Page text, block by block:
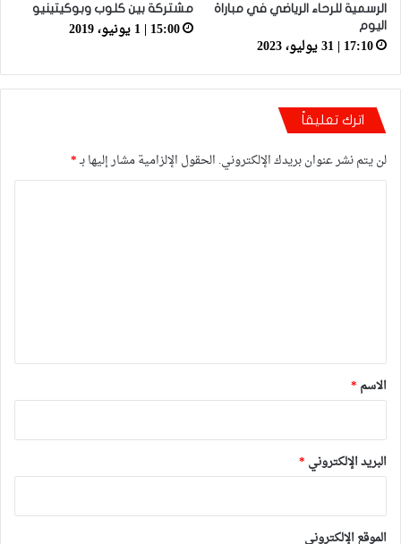
الرسمية للرحاء الرياضي في مباراة
اليوم
17:10 | 31 يوليو، 2023
مشتركة بين كلوب وبوكيتينيو
15:00 | 1 يونيو، 2019
اترك تعليقاً
لن يتم نشر عنوان بريدك الإلكتروني. الحقول الإلزامية مشار إليها بـ*
*
الاسم *
البريد الإلكتروني *
الموقع الإلكتروني